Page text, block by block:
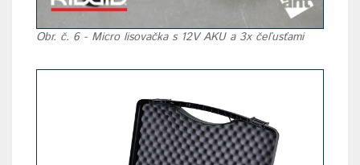
Obr. č. 6 - Micro lisovačka s 12V AKU a 3x čeľusťami